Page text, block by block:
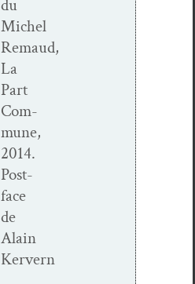
du
Michel
Remaud,
La
Part
Com­
mune,
2014.
Post­
face
de
Alain
Kervern